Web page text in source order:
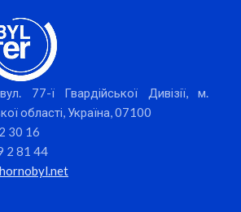
77-ї Гвардійської Дивізії, м.
області, Україна, 07100
30 16
2 81 44